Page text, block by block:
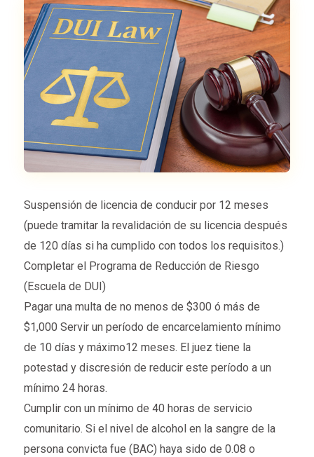
Suspensión de licencia de conducir por 12 meses
(puede tramitar la revalidación de su licencia después
de 120 días si ha cumplido con todos los requisitos.)
Completar el Programa de Reducción de Riesgo
(Escuela de DUI)
Pagar una multa de no menos de $300 ó más de
$1,000 Servir un período de encarcelamiento mínimo
de 10 días y máximo12 meses. El juez tiene la
potestad y discresión de reducir este período a un
mínimo 24 horas.
Cumplir con un mínimo de 40 horas de servicio
comunitario. Si el nivel de alcohol en la sangre de la
persona convicta fue (BAC) haya sido de 0.08 o